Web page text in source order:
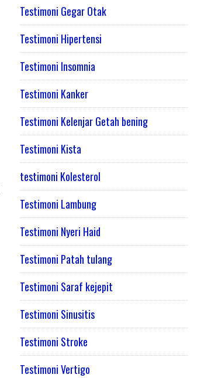
Testimoni Gegar Otak
Testimoni Hipertensi
Testimoni Insomnia
Testimoni Kanker
Testimoni Kelenjar Getah bening
Testimoni Kista
testimoni Kolesterol
Testimoni Lambung
Testimoni Nyeri Haid
Testimoni Patah tulang
Testimoni Saraf kejepit
Testimoni Sinusitis
Testimoni Stroke
Testimoni Vertigo